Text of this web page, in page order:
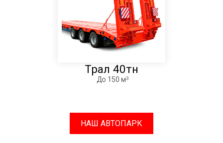
Трал 40тн
До 150 м
НАШ АВТОПАРК